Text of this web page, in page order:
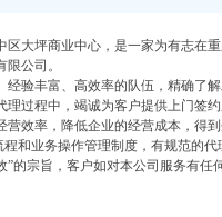
大坪商业中心，是一家为有志在
公司。
验丰富、高效率的队伍，精确了
理过程中，竭诚为客户提供上门签
营效率，降低企业的经营成本，得到
和业务操作管理制度，有规范的
”的宗旨，客户如对本公司服务有